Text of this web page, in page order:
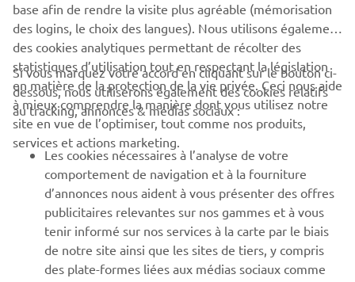
CORPORATE
BUSINESS
PLUS YAMAHA
SUPPORT
NEWSLETTER
base afin de rendre la visite plus agréable (mémorisation
des logins, le choix des langues). Nous utilisons également
des cookies analytiques permettant de récolter des
statistiques d’utilisation tout en respectant la législation
en matière de la protection de la vie privée. Ceci nous aide
à mieux comprendre la manière dont vous utilisez notre
site en vue de l’optimiser, tout comme nos produits,
services et actions marketing.
Si vous marquez votre accord en cliquant sur le bouton ci-
dessous, nous utiliserons également des cookies relatifs
au tracking, annonces & médias sociaux :
Les cookies nécessaires à l’analyse de votre
comportement de navigation et à la fourniture
d’annonces nous aident à vous présenter des offres
publicitaires relevantes sur nos gammes et à vous
tenir informé sur nos services à la carte par le biais
de notre site ainsi que les sites de tiers, y compris
des plate-formes liées aux médias sociaux comme